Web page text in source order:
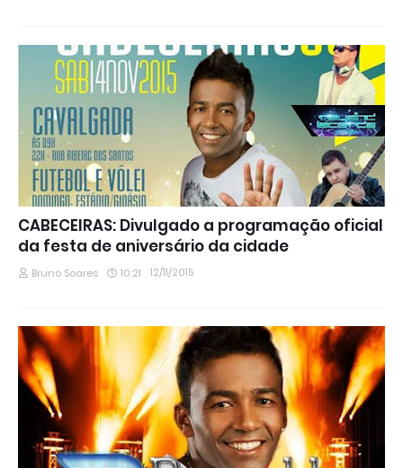
CABECEIRAS: Divulgado a programação oficial
da festa de aniversário da cidade
Bruno Soares 10:21 12/11/2015